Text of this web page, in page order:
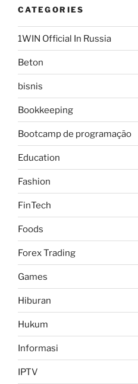
CATEGORIES
1WIN Official In Russia
Beton
bisnis
Bookkeeping
Bootcamp de programação
Education
Fashion
FinTech
Foods
Forex Trading
Games
Hiburan
Hukum
Informasi
IPTV